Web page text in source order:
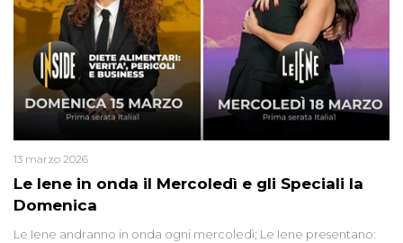
Le Iene in onda il Mercoledì e gli Speciali la
Domenica
13 marzo 2026
Le Iene andranno in onda ogni mercoledì; Le Iene presentano: